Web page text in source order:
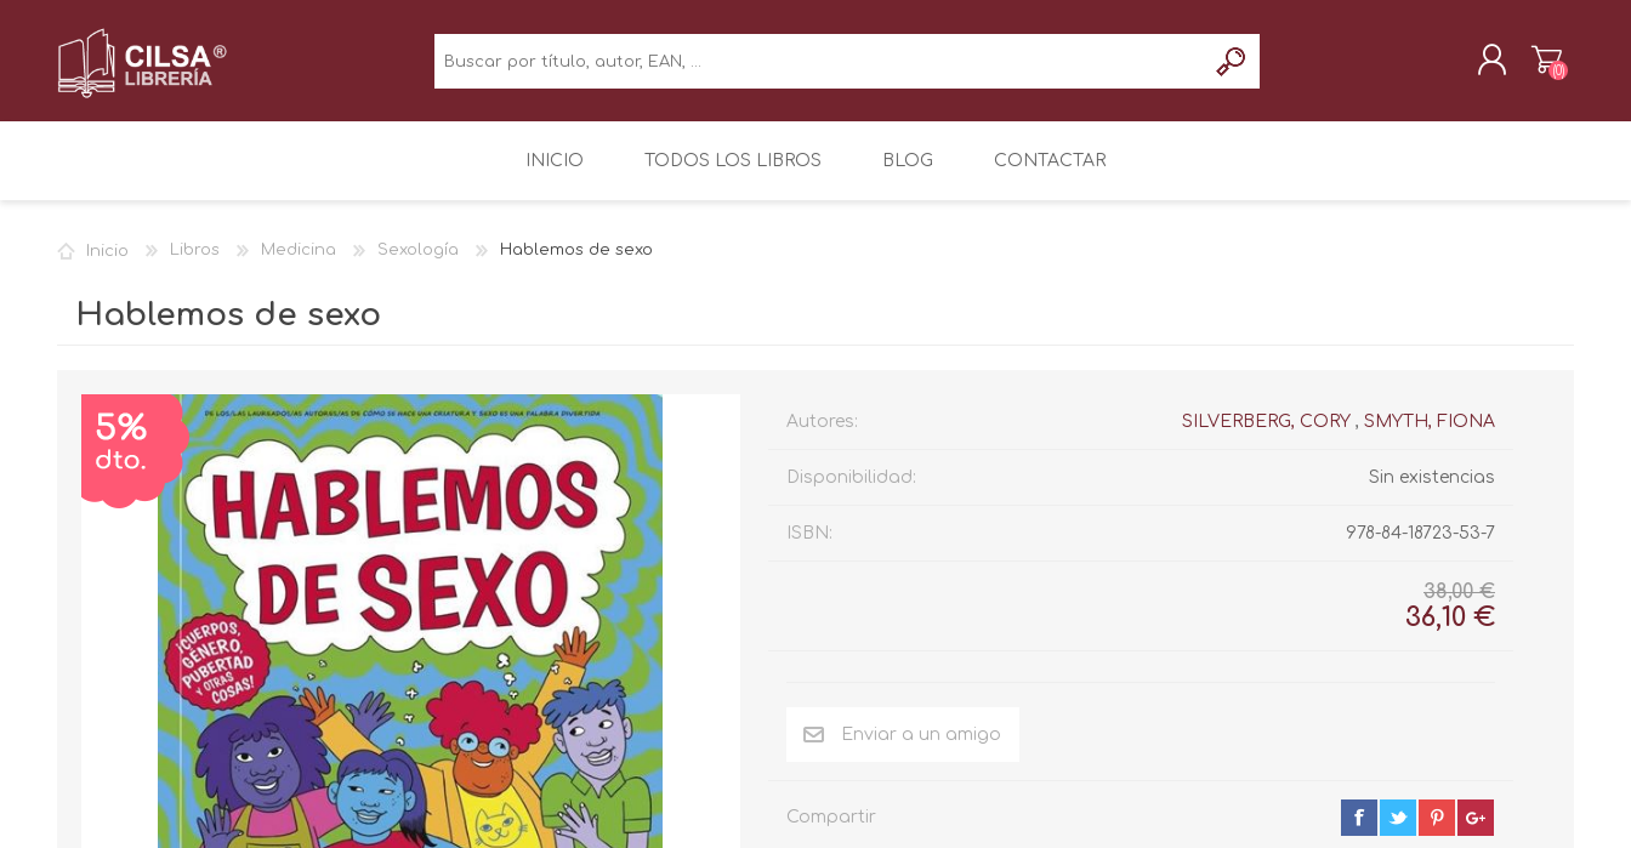
(0)
INICIO TODOS LOS LIBROS BLOG CONTACTAR
Inicio Libros Medicina Sexología Hablemos de sexo
Hablemos de sexo
Autores: SILVERBERG, CORY , SMYTH, FIONA
Disponibilidad: Sin existencias
ISBN: 978-84-18723-53-7
38,00 €
36,10 €
Compartir